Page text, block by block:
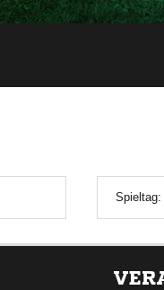
Spieltag: